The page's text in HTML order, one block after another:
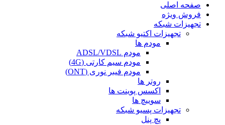
صفحه اصلی
فروش ویژه
تجهیزات شبکه
تجهیزات اکتیو شبکه
مودم ها
مودم ADSL/VDSL
مودم سیم کارتی (4G)
مودم فیبر نوری (ONT)
روتر ها
اکسس پوینت ها
سوییچ ها
تجهیزات پسیو شبکه
پچ پنل